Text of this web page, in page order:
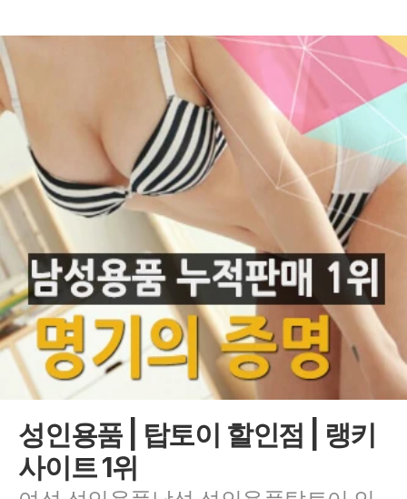
성인용품 | 탑토이 할인점 | 랭키
사이트 1위